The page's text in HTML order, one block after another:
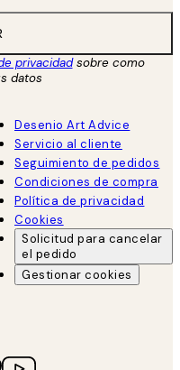
privacidadsobre como
datos
Desenio Art Advice
Servicio al cliente
Seguimiento de pedidos
Condiciones de compra
Política de privacidad
Cookies
Solicitud para cancelar
el pedido
Gestionar cookies